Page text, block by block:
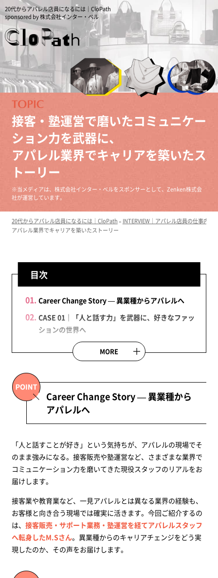
20代からアパレル店員になるには｜CloPath
sponsored by 株式会社インター・ベル
接客・塾運営で磨いたコミュニケー
ション力を武器に、
アパレル業界でキャリアを築いたス
トーリー
※当メディアは、株式会社インター・ベルをスポンサーとして、Zenken株式会
社が運営しています。
20代からアパレル店員になるには｜CloPath» INTERVIEW｜アパレル店員の仕事内容
アパレル業界でキャリアを築いたストーリー
目次
Career Change Story — 異業種からアパレルへ
CASE 01｜「人と話す力」を武器に、好きなファッ
ションの世界へ
さまざまな業界で磨いた「コミュニケーション
服が好きになったきっかけと、この仕事への入
り口
異業種経験者がアパレルで活きるスキル まとめ
MORE
Career Change Story — 異業種から
アパレルへ
「人と話すことが好き」という気持ちが、アパレルの現場でそ
のまま強みになる。接客販売や塾運営など、さまざまな業界で
コミュニケーション力を磨いてきた現役スタッフのリアルをお
届けします。
接客業や教育業など、一見アパレルとは異なる業界の経験も、
お客様と向き合う現場では確実に活きます。今回ご紹介するの
は、 接客販売・サポート業務・塾運営を経てアパレルスタッフ
へ転身したM.Sさん。異業種からのキャリアチェンジをどう実
現したのか、その声をお届けします。